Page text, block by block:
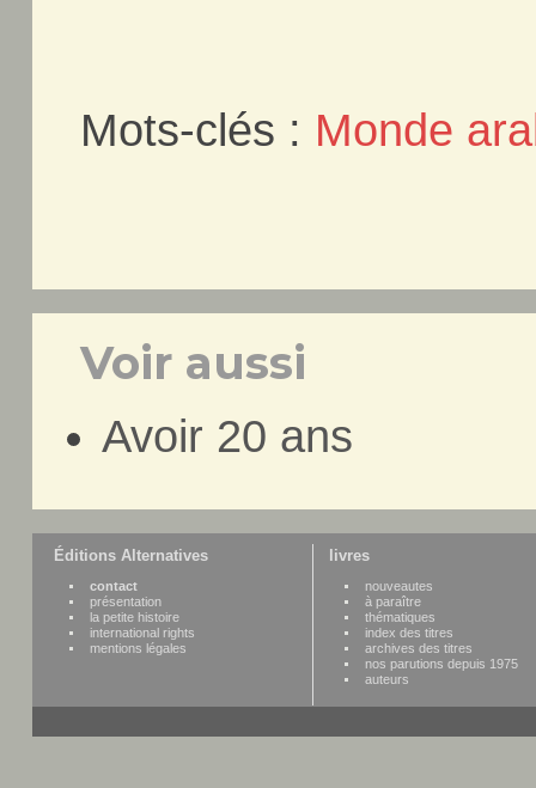
Mots-clés : Monde
Voir aussi
Avoir 20 ans
Éditions Alternatives
contact
présentation
la petite histoire
international rights
mentions légales
livres
nouveautes
à paraître
thématiques
index des titres
archives des titres
nos parutions depuis 1975
auteurs